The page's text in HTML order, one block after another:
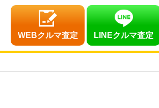
WEBクルマ査定 LINEクルマ査定